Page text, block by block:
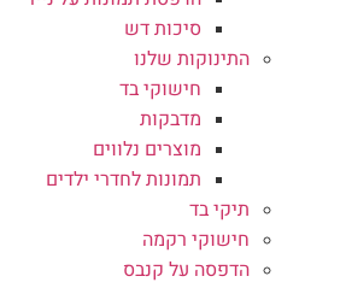
סיכות דש
התינוקות שלנו
חישוקי בד
מדבקות
מוצרים נלווים
תמונות לחדרי ילדים
תיקי בד
חישוקי רקמה
הדפסה על קנבס